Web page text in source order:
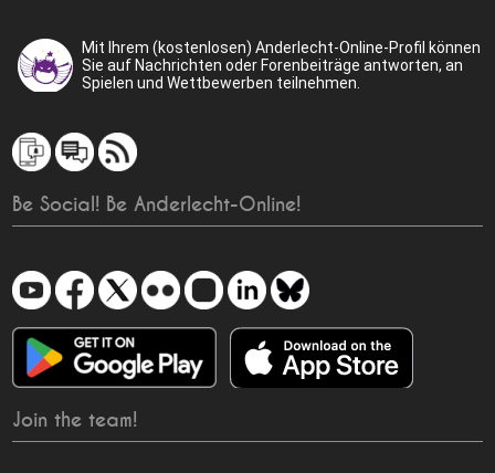
Mit Ihrem (kostenlosen) Anderlecht-Online-Profil können
Sie auf Nachrichten oder Forenbeiträge antworten, an
Spielen und Wettbewerben teilnehmen.
Be Social! Be Anderlecht-Online!
Join the team!